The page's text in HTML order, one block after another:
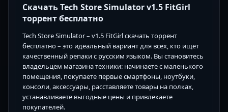
Скачать Tech Store Simulator v1.5 FitGirl
торрент бесплатно
Tech Store Simulator – v1.5 FitGirl скачать торрент
бесплатно – это идеальный вариант для всех, кто ищет
качественный репаки с русским языком. Вы становитесь
владельцем магазина техники: начинаете с маленького
помещения, покупаете первые смартфоны, ноутбуки,
консоли, аксессуары, расставляете товары на полках,
устанавливаете выгодные цены и привлекаете
покупателей.